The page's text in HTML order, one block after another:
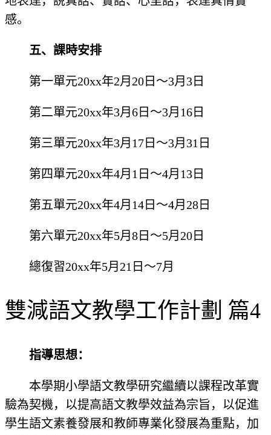
感。
五、課時安排
第一單元20xx年2月20日～3月3日
第二單元20xx年3月6日～3月16日
第三單元20xx年3月17日～3月31日
第四單元20xx年4月1日～4月13日
第五單元20xx年4月14日～4月28日
第六單元20xx年5月8日～5月20日
總復習20xx年5月21日～7月
雙減語文教學工作計劃 篇4
指導思想：
本學期小學語文教學研究繼續以課程改革實
驗為契機，以提高語文教學效益為宗旨，以促進
學生語文素養發展和教師專業化發展為重點，加